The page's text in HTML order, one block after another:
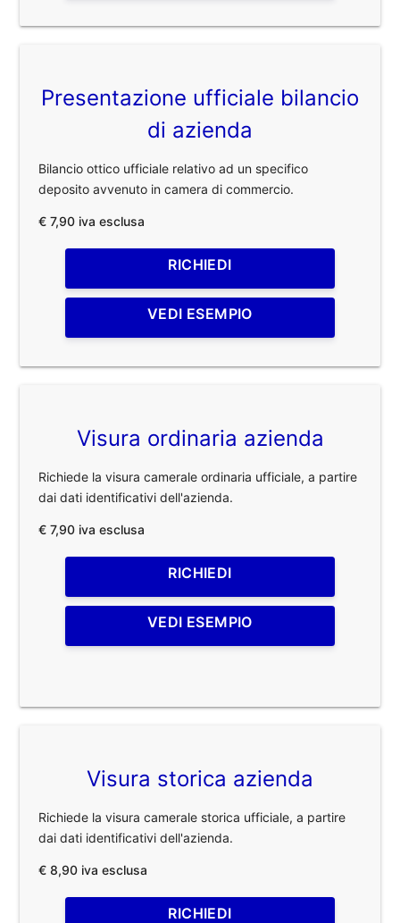
Presentazione ufficiale bilancio
di azienda
Bilancio ottico ufficiale relativo ad un specifico
deposito avvenuto in camera di commercio.
€ 7,90 iva esclusa
RICHIEDI
VEDI ESEMPIO
Visura ordinaria azienda
Richiede la visura camerale ordinaria ufficiale, a partire
dai dati identificativi dell'azienda.
€ 7,90 iva esclusa
RICHIEDI
VEDI ESEMPIO
Visura storica azienda
Richiede la visura camerale storica ufficiale, a partire
dai dati identificativi dell'azienda.
€ 8,90 iva esclusa
RICHIEDI